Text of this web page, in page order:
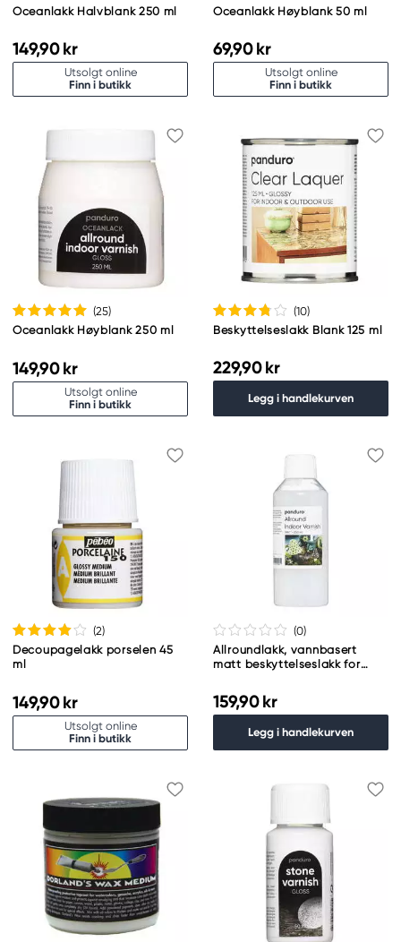
Oceanlakk Halvblank 250 ml
149,90 kr
Utsolgt online
Finn i butikk
Oceanlakk Høyblank 50 ml
69,90 kr
Utsolgt online
Finn i butikk
(25)
Oceanlakk Høyblank 250 ml
149,90 kr
Utsolgt online
Finn i butikk
(10)
Beskyttelseslakk Blank 125 ml
229,90 kr
Legg i handlekurven
(2)
Decoupagelakk porselen 45
ml
149,90 kr
Utsolgt online
Finn i butikk
(0)
Allroundlakk, vannbasert
matt beskyttelseslakk for
159,90 kr
Legg i handlekurven